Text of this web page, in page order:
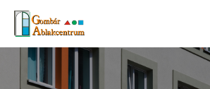
Skip
content